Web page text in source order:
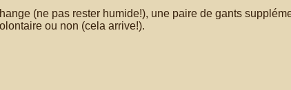
(ne pas rester humide!), une paire de gants
ou non (cela arrive!).